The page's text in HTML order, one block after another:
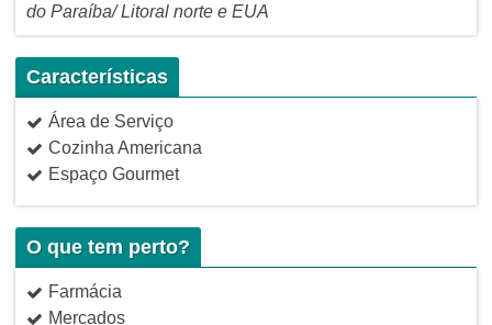
do Paraíba/ Litoral norte e EUA
Características
Área de Serviço
Cozinha Americana
Espaço Gourmet
O que tem perto?
Farmácia
Mercados